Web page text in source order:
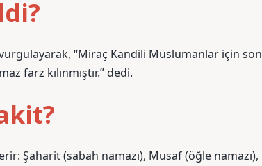
“Miraç Kandili Müslümanlar için son
farz kılınmıştır.” dedi.
Şaharit (sabah namazı), Musaf (öğle namazı),